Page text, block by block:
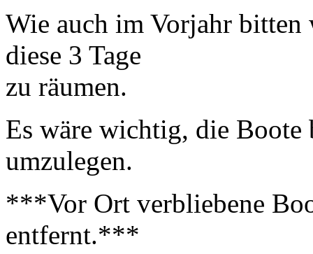
Wie auch im Vorjahr
diese 3 Tage
zu räumen.
Es wäre wichtig, die Boote
umzulegen.
***Vor Ort verbliebene
entfernt.***